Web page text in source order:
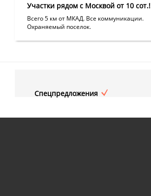
Участки рядом с Москвой от 10 сот.!
Всего 5 км от МКАД. Все коммуникации.
Охраняемый поселок.
Спецпредложения